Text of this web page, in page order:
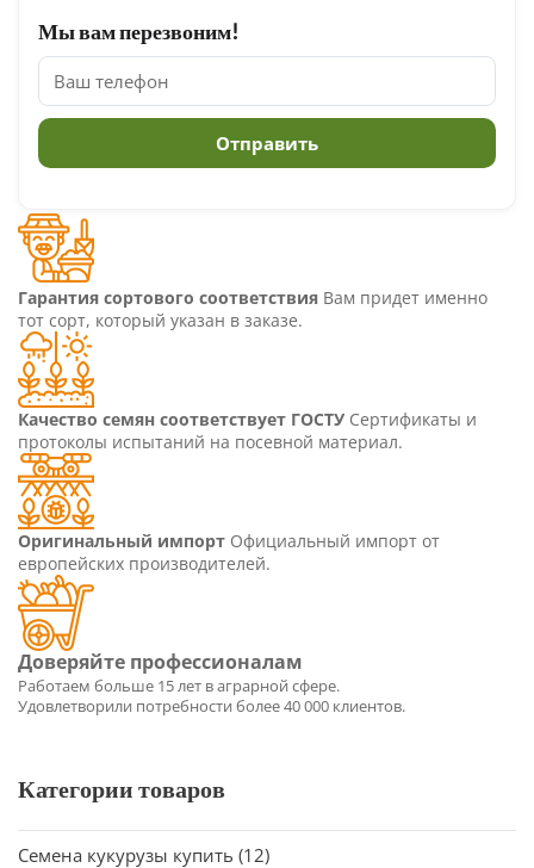
Мы вам перезвоним!
Гарантия сортового соответствия Вам придет именно
тот сорт, который указан в заказе.
Качество семян соответствует ГОСТУ Сертификаты и
протоколы испытаний на посевной материал.
Оригинальный импорт Официальный импорт от
европейских производителей.
Категории товаров
Семена кукурузы купить (12)